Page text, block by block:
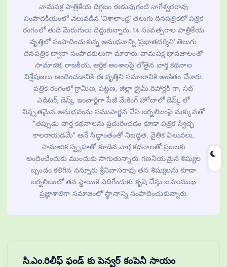
వామపక్ష పాత్రికేయ దిగ్గజం ఈడుపుగంటి నాగేశ్వరరావు
సంపాదకీయంలో వెలువడిన 'విశాలాంధ్ర' తెలుగు దినపత్రికలో పత్రిక
రంగంలో తుది మెరుగులు దిద్దుకున్నారు. 14 సంవత్సరాల పాత్రికేయ
వృత్తిలో సంపాదించుకున్న అనుభవాన్ని 'ప్రభాతదర్శిని' తెలుగు
దినపత్రిక ద్వారా సంపాదకులుగా మారారు. వామపక్ష భావజాలంతో
సామాజిక, రాజకీయ, ఆర్థిక అంశాలపై లోతైన వార్త కథనాల
విశ్లేషణలు అందించడానికి ఈ వృత్తిని సమాజానికి అంకితం చేశారు.
పత్రిక రంగంలో గ్రామీణ, పట్టణ, జిల్లా క్రైమ్ రిపోర్టర్ గా, సబ్
ఎడిటర్, డెస్క్ ఇంచార్జిగా పేజీ మేకింగ్ హోదాలో డెస్క్ లో
విస్తృతమైన అనుభవంను సముపార్జన చేసి జర్నలిజంపై మక్కువతో
"తప్పుడు వార్త కథనాలను ప్రచురించడం కూడా పత్రిక స్వేచ్ఛ
కాలరాయడమే" అనే సిద్ధాంతంతో నిబద్ధత, నైతిక విలువలు,
సామాజిక స్పృహతో కూడిన వార్త కథనాలతో ప్రజలకు
అందించేందుకు ముందుకు సాగుతున్నారు. గణనీయమైన శిష్యుల
బృందం కలిగిన నన్నూరు శ్రీనివాసరావు తన శిష్యులను కూడా
జర్నలిజంలో తన స్థాయికి ఎదిగేందుకు కృషి చేస్తు బహుముఖ
ప్రజ్ఞాశాలిగా సమాజంలో స్థానాన్ని సంపాదించుకున్నారు.
సి.ఎం.రిలీఫ్ ఫండ్ కు పెన్వర్ కంపెనీ సాయం